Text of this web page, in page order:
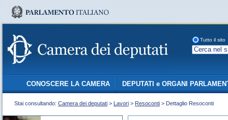
Tutto il sito
CONOSCERE LA CAMERA DEPUTATI e ORGANI
Stai consultando: Camera dei deputati > Lavori > Resoconti > Dettaglio Resoconti